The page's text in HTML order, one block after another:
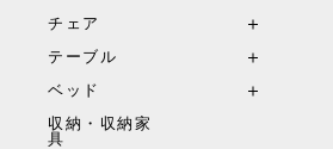
チェア
テーブル
ベッド
収納・収納家
具